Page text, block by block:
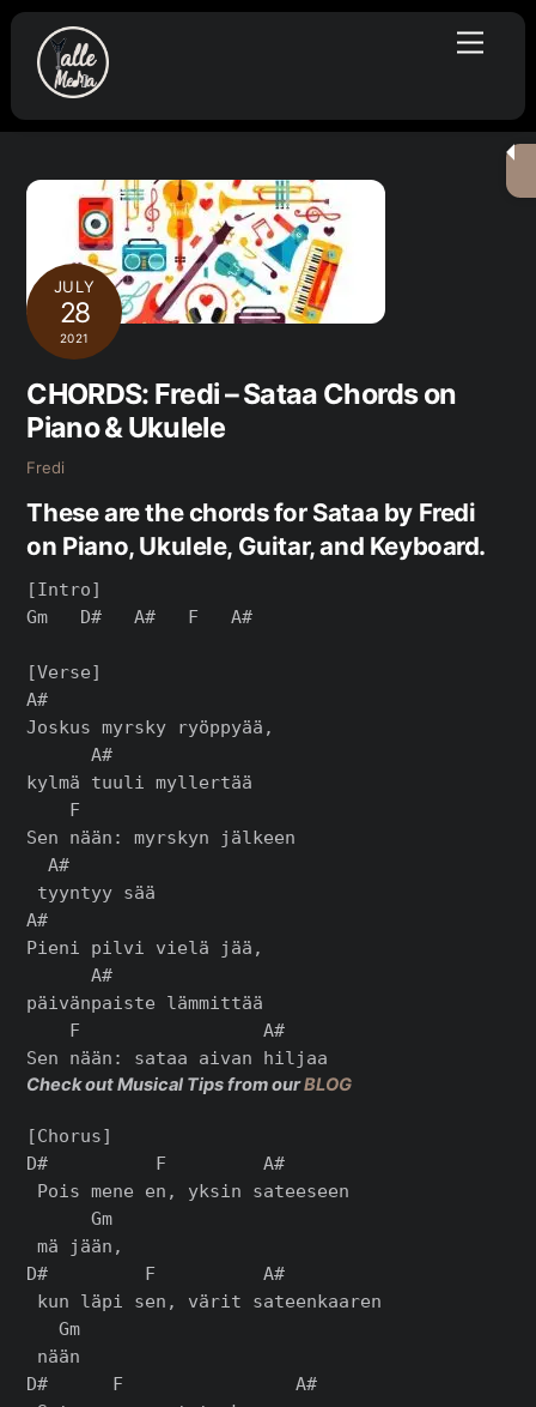
Skip
content
Menu
JULY
28
2021
CHORDS: Fredi – Sataa Chords on
Piano & Ukulele
Fredi
These are the chords for Sataa by Fredi
on Piano, Ukulele, Guitar, and Keyboard.
[Intro]
Gm   D#   A#   F   A#
[Verse]
A#
Joskus myrsky ryöppyää,
      A#
kylmä tuuli myllertää
    F
Sen nään: myrskyn jälkeen
  A#
tyyntyy sää
A#
Pieni pilvi vielä jää,
      A#
päivänpaiste lämmittää
    F                 A#
Check out Musical Tips from ourBLOG
[Chorus]
D#          F         A#
Pois mene en, yksin sateeseen
      Gm
mä jään,
D#         F          A#
kun läpi sen, värit sateenkaaren
   Gm
nään
D#      F                A#